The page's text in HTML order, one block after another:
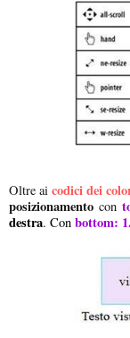
Oltre ai codici dei
posizionamentocon
destra. Con bottom: